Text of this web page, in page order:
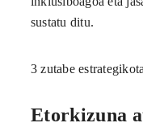
sustatu ditu.
3 zutabe
Etorkizuna